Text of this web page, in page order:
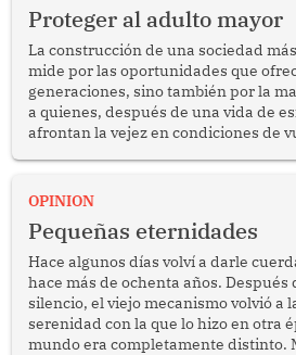
Proteger al adulto mayor
La construcción de una sociedad
mide por las oportunidades que
generaciones, sino también por la
a quienes, después de una vida de
afrontan la vejez en condiciones de
bimestrales el subsidio que reciben
reflexionar sobre la importancia de
públicas dirigidas a los adultos
OPINION
Pequeñas eternidades
Hace algunos días volví a darle
hace más de ochenta años. Después
silencio, el viejo mecanismo volvió a
serenidad con la que lo hizo en otra
mundo era completamente distinto.